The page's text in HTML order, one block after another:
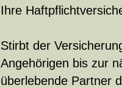
Ihre
Stirbt der
Angehörigen bis zur
überlebende Partner